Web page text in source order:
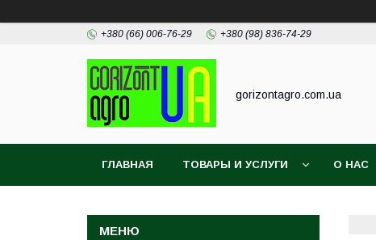
+380 (66) 006-76-29 +380 (98) 836-74-29
gorizontagro.com.ua
ГЛАВНАЯ ТОВАРЫ И УСЛУГИ О НАС